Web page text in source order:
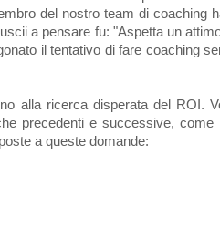
del nostro team di coaching
a pensare fu: "Aspetta un
il tentativo di fare coaching
alla ricerca disperata del ROI.
precedenti e successive,
a queste domande: